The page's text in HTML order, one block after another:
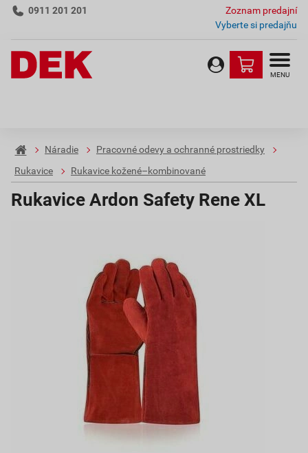
0911 201 201
Zoznam predajní
Vyberte si predajňu
MENU
Náradie
Pracovné odevy a ochranné prostriedky
Rukavice
Rukavice kožené–kombinované
Rukavice Ardon Safety Rene XL